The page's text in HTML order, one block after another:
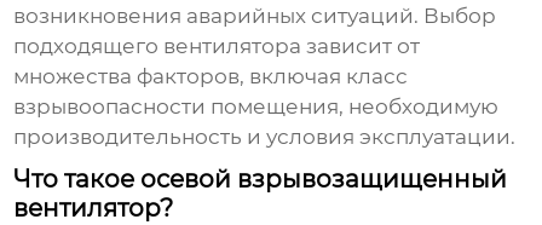
возникновения аварийных ситуаций. Выбор
подходящего вентилятора зависит от
множества факторов, включая класс
взрывоопасности помещения, необходимую
производительность и условия эксплуатации.
Что такое осевой взрывозащищенный
вентилятор?